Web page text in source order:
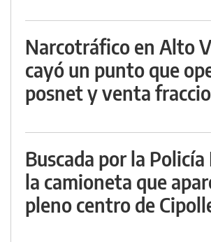
Narcotráfico en Alto
cayó un punto que
posnet y venta
Buscada por la Policía
la camioneta que
pleno centro de